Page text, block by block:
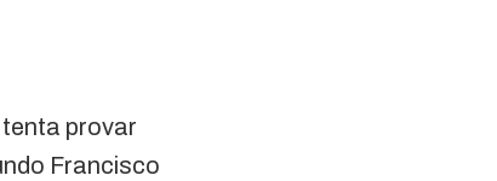
tenta provar
Francisco